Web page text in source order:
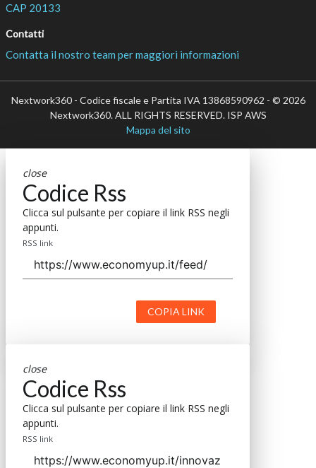
CAP 20133
Contatti
Contatta il nostro team per maggiori informazioni
Nextwork360 - Codice fiscale e Partita IVA 13868590962 - © 2026
Nextwork360. ALL RIGHTS RESERVED. ISP AWS
Mappa del sito
close
Codice Rss
Clicca sul pulsante per copiare il link RSS negli
appunti.
RSS link
COPIA LINK
close
Codice Rss
Clicca sul pulsante per copiare il link RSS negli
appunti.
RSS link